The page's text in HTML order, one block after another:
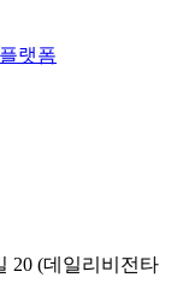
20 (데일리비전타